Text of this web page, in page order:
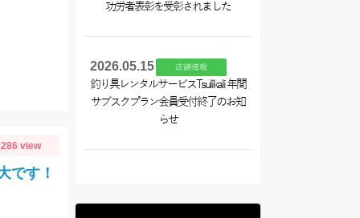
view
です！
功労者表彰を受彰されました
2026.05.15 店舗情報
釣り具レンタルサービスTsulikali 年間
サブスクプラン会員受付終了のお知
らせ